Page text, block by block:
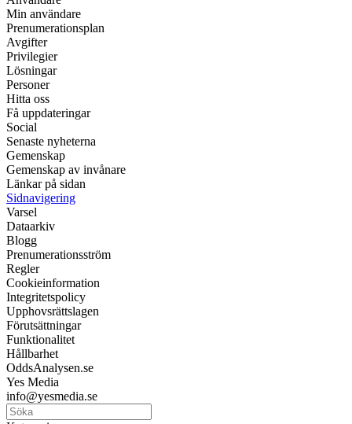
Min användare
Prenumerationsplan
Avgifter
Privilegier
Lösningar
Personer
Hitta oss
Få uppdateringar
Social
Senaste nyheterna
Gemenskap
Gemenskap av invånare
Länkar på sidan
Sidnavigering
Varsel
Dataarkiv
Blogg
Prenumerationsström
Regler
Cookieinformation
Integritetspolicy
Upphovsrättslagen
Förutsättningar
Funktionalitet
Hållbarhet
OddsAnalysen.se
Yes Media
info@yesmedia.se